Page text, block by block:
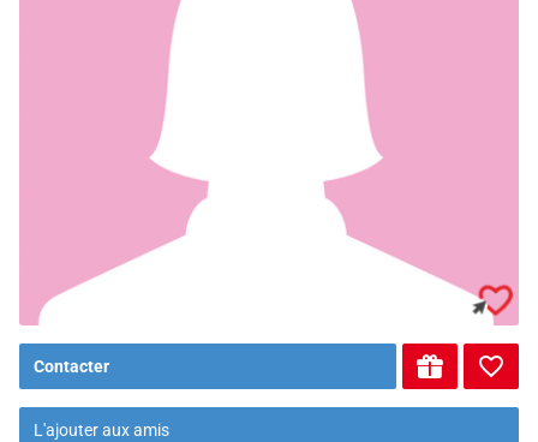
Contacter
L'ajouter aux amis